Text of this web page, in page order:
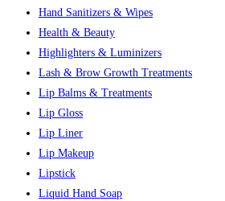
Hand Sanitizers & Wipes
Health & Beauty
Highlighters & Luminizers
Lash & Brow Growth Treatments
Lip Balms & Treatments
Lip Gloss
Lip Liner
Lip Makeup
Lipstick
Liquid Hand Soap